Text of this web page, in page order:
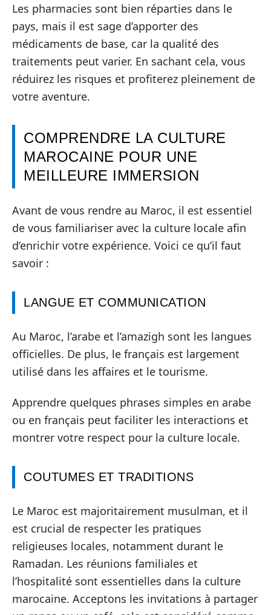
Les pharmacies sont bien réparties dans le
pays, mais il est sage d’apporter des
médicaments de base, car la qualité des
traitements peut varier. En sachant cela, vous
réduirez les risques et profiterez pleinement de
votre aventure.
COMPRENDRE LA CULTURE
MAROCAINE POUR UNE
MEILLEURE IMMERSION
Avant de vous rendre au Maroc, il est essentiel
de vous familiariser avec la culture locale afin
d’enrichir votre expérience. Voici ce qu’il faut
savoir :
LANGUE ET COMMUNICATION
Au Maroc, l’arabe et l’amazigh sont les langues
officielles. De plus, le français est largement
utilisé dans les affaires et le tourisme.
Apprendre quelques phrases simples en arabe
ou en français peut faciliter les interactions et
montrer votre respect pour la culture locale.
COUTUMES ET TRADITIONS
Le Maroc est majoritairement musulman, et il
est crucial de respecter les pratiques
religieuses locales, notamment durant le
Ramadan. Les réunions familiales et
l’hospitalité sont essentielles dans la culture
marocaine. Acceptons les invitations à partager